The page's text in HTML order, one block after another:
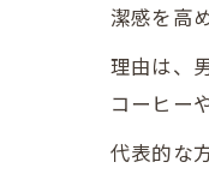
潔感を高
理由は、
コーヒー
代表的な